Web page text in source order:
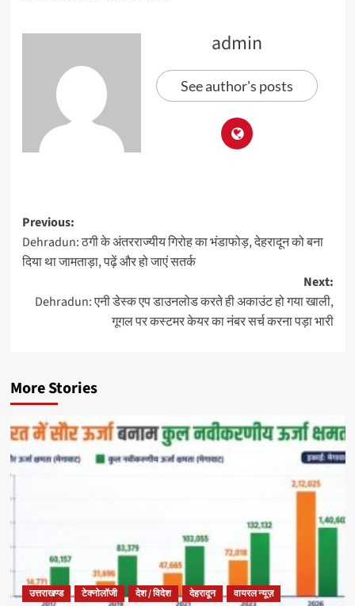
admin
See author's posts
Previous:
Dehradun: ठगी के अंतरराज्यीय गिरोह का भंडाफोड़, देहरादून को बना
दिया था जामताड़ा, पढ़ें और हो जाएं सतर्क
Next:
Dehradun: एनी डेस्क एप डाउनलोड करते ही अकाउंट हो गया खाली,
गूगल पर कस्टमर केयर का नंबर सर्च करना पड़ा भारी
More Stories
उत्तराखण्ड टेक्नोलॉजी देश / विदेश देहरादून वायरल न्यूज़